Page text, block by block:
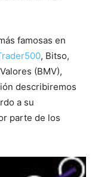
famosas en
, Bitso,
(BMV),
describiremos
a su
parte de los